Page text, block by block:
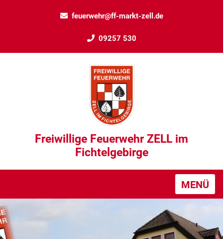
feuerwehr@ff-markt-zell.de
09257 530
Freiwillige Feuerwehr ZELL im
Fichtelgebirge
MENÜ